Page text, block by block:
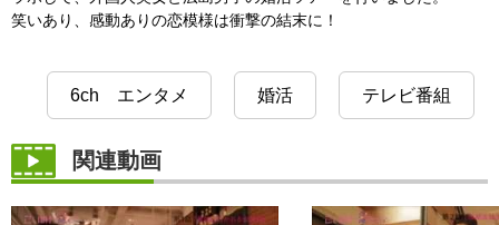
笑いあり、感動ありの恋模様は衝撃の結末に！
6ch エンタメ 婚活 テレビ番組
関連動画